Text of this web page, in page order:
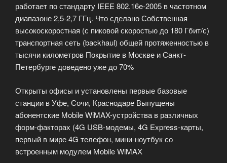
работает по стандарту IEEE 802.16e-2005 в частотном
диапазоне 2,5-2,7 ГГц. Что сделано Собственная
высокоскоростная (с пиковой скоростью до 180 Гбит/с)
транспортная сеть (backhaul) общей протяженностью в
тысячи километров Покрытие в Москве и Санкт-
Петербурге доведено уже до 70%
Открыты офисы и установлены первые базовые
станции в Уфе, Сочи, Краснодаре Выпущены
абонентские Mobile WiMAX-устройства в различных
форм-факторах (4G USB-модемы, 4G Express-карты,
первый в мире 4G телефон, мини-ноутбук со
встроенным модулем Mobile WiMAX